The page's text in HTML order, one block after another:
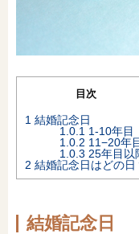
目次
1 結婚記念日
1.0.1 1-10年目
1.0.2 11−20年
1.0.3 25年目以
2 結婚記念日はどの日
結婚記念日